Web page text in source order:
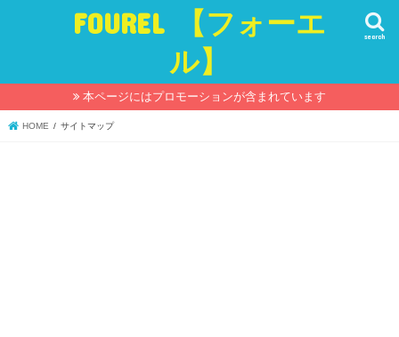
FOUREL 【フォーエ
ル】
search
本ページにはプロモーションが含まれています
HOME サイトマップ